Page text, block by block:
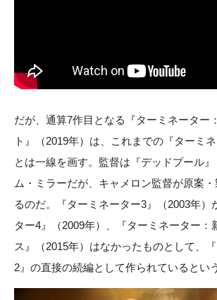
だが、通算7作目となる『ターミネーター
ト』（2019年）は、これまでの『ターミ
とは一線を画す。監督は『デッドプール』
ム・ミラーだが、キャメロン監督が原案
るのだ。『ターミネーター3』（2003年）
ター4』（2009年）、『ターミネーター：
ス』（2015年）はなかったものとして、
2』の直接の続編として作られているという